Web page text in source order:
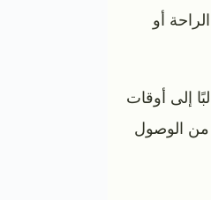
أو
إلى أوقات
من الوصول